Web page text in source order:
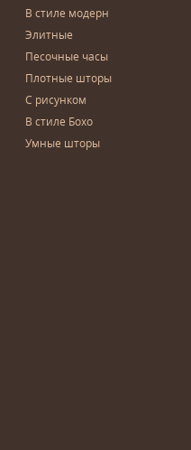
В стиле модерн
Элитные
Песочные часы
Плотные шторы
С рисунком
В стиле Бохо
Умные шторы